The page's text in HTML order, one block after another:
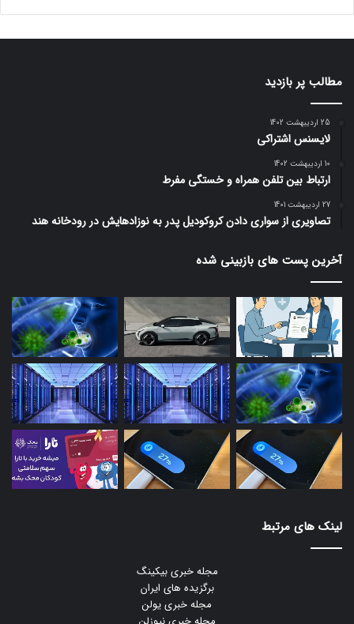
مطالب پر بازدید
25 اردیبهشت 1402
لایسنس اشتراکی
10 اردیبهشت 1402
ارتباط بین تلفن همراه و خستگی مفرط
27 اردیبهشت 1401
تصاویری از سواری دادن کروکودیل پدر به نوزادهایش در رودخانه هند
آخرین پست های بازبینی شده
لینک های مرتبط
مجله خبری بیکینگ
برگزیده های ایران
مجله خبری یولن